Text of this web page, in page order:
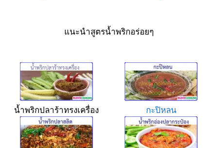
แนะนำสูตรน้ำพริกอร่อยๆ
น้ำพริกปลาร้าทรงเครื่อง กะปิหลน